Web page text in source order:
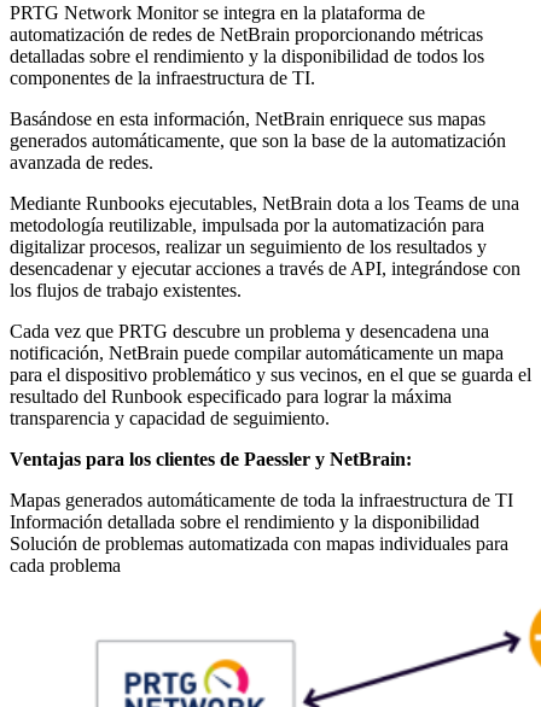
PRTG Network Monitor se integra en la plataforma de
automatización de redes de NetBrain proporcionando métricas
detalladas sobre el rendimiento y la disponibilidad de todos los
componentes de la infraestructura de TI.
Basándose en esta información, NetBrain enriquece sus mapas
generados automáticamente, que son la base de la automatización
avanzada de redes.
Mediante Runbooks ejecutables, NetBrain dota a los Teams de una
metodología reutilizable, impulsada por la automatización para
digitalizar procesos, realizar un seguimiento de los resultados y
desencadenar y ejecutar acciones a través de API, integrándose con
los flujos de trabajo existentes.
Cada vez que PRTG descubre un problema y desencadena una
notificación, NetBrain puede compilar automáticamente un mapa
para el dispositivo problemático y sus vecinos, en el que se guarda el
resultado del Runbook especificado para lograr la máxima
transparencia y capacidad de seguimiento.
Ventajas para los clientes de Paessler y NetBrain:
Mapas generados automáticamente de toda la infraestructura de TI
Información detallada sobre el rendimiento y la disponibilidad
Solución de problemas automatizada con mapas individuales para
cada problema